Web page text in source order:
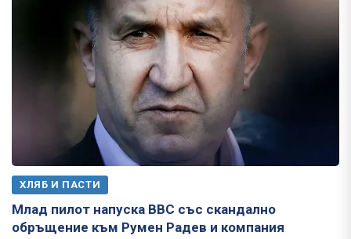
ХЛЯБ И ПАСТИ
Млад пилот напуска ВВС със скандално
обръщение към Румен Радев и компания